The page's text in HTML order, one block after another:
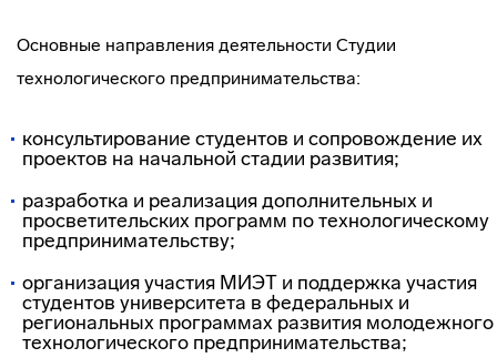
Основные направления деятельности Студии
технологического предпринимательства:
консультирование студентов и сопровождение их
проектов на начальной стадии развития;
разработка и реализация дополнительных и
просветительских программ по технологическому
предпринимательству;
организация участия МИЭТ и поддержка участия
студентов университета в федеральных и
региональных программах развития молодежного
технологического предпринимательства;